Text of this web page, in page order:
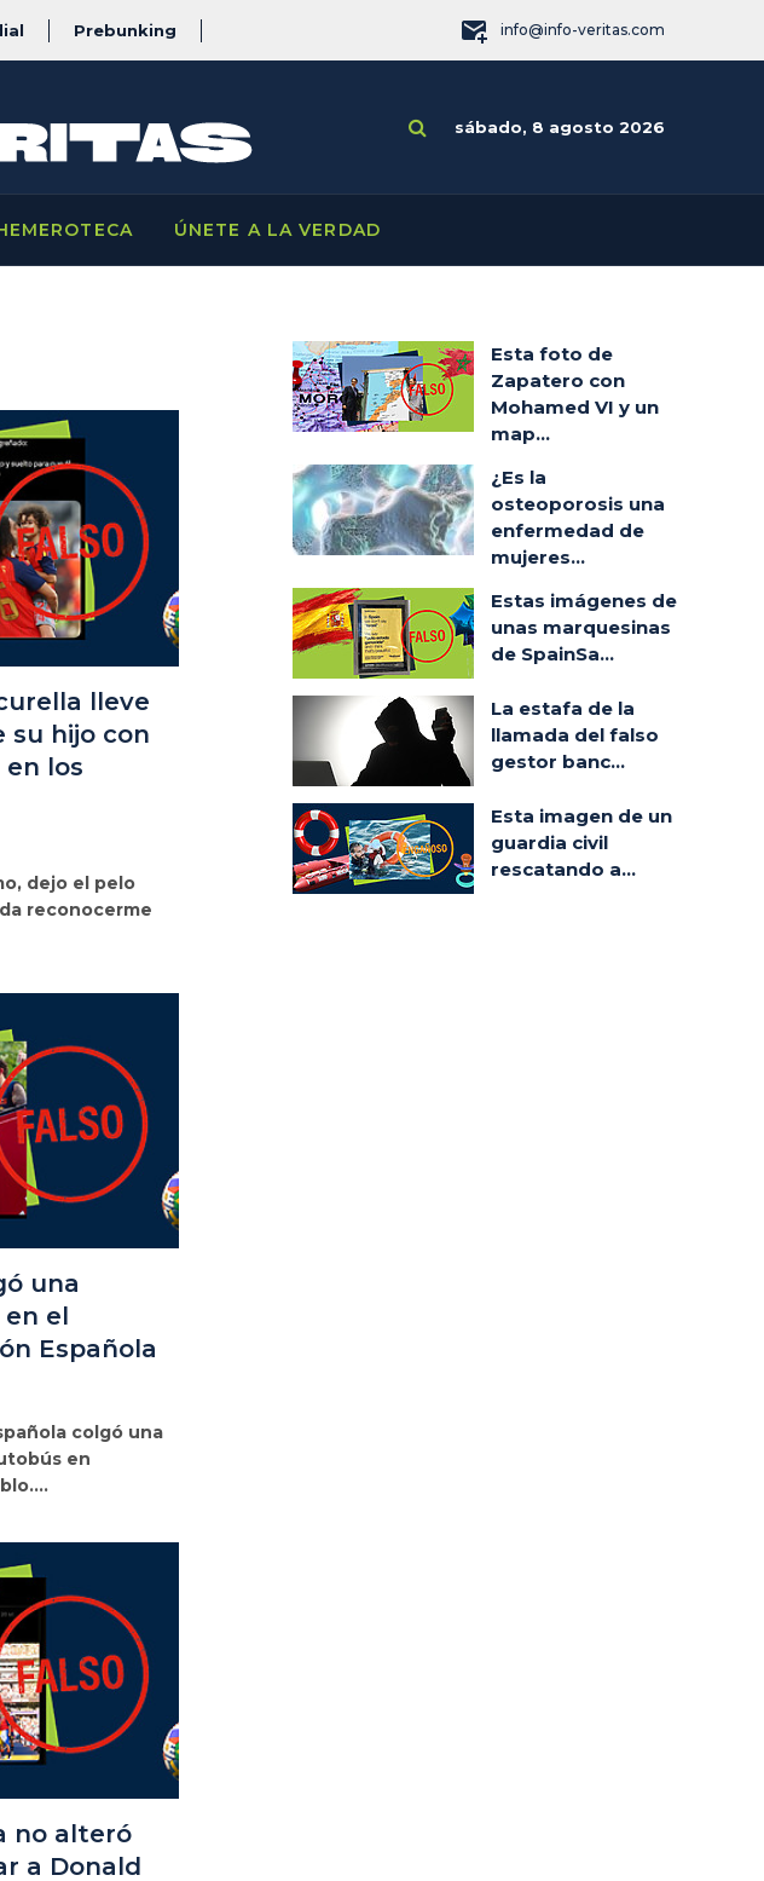
Prebunking info@info-veritas.com
sábado, 8 agosto 2026
ÚNETE A LA VERDAD
lleve
su hijo con
los
dejo el pelo
reconocerme
una
el
Española
colgó una
en
no alteró
a Donald
Esta foto de
Zapatero con
Mohamed VI y un
map...
¿Es la
osteoporosis una
enfermedad de
mujeres...
Estas imágenes de
unas marquesinas
de SpainSa...
La estafa de la
llamada del falso
gestor banc...
Esta imagen de un
guardia civil
rescatando a...